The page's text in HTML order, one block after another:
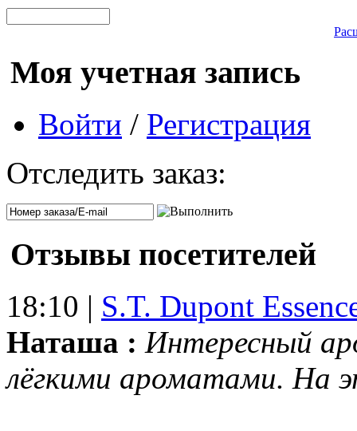
Моя учетная запись
Войти / Регистрация
Отследить заказ:
Отзывы посетителей
18:10 | S.T. Dupont
Наташа : Интересный
лёгкими ароматами. На